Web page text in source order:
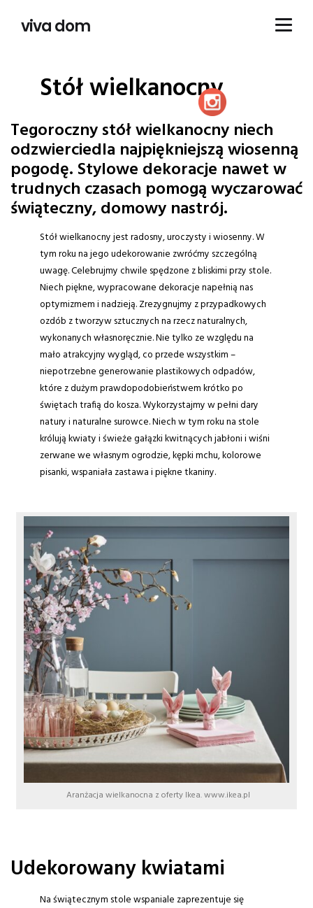
viva dom
Stół wielkanocny
Tegoroczny stół wielkanocny niech
odzwierciedla najpiękniejszą wiosenną
pogodę. Stylowe dekoracje nawet w
trudnych czasach pomogą wyczarować
świąteczny, domowy nastrój.
Stół wielkanocny jest radosny, uroczysty i wiosenny. W
tym roku na jego udekorowanie zwróćmy szczególną
uwagę. Celebrujmy chwile spędzone z bliskimi przy stole.
Niech piękne, wypracowane dekoracje napełnią nas
optymizmem i nadzieją. Zrezygnujmy z przypadkowych
ozdób z tworzyw sztucznych na rzecz naturalnych,
wykonanych własnoręcznie. Nie tylko ze względu na
mało atrakcyjny wygląd, co przede wszystkim –
niepotrzebne generowanie plastikowych odpadów,
które z dużym prawdopodobieństwem krótko po
świętach trafią do kosza. Wykorzystajmy w pełni dary
natury i naturalne surowce. Niech w tym roku na stole
królują kwiaty i świeże gałązki kwitnących jabłoni i wiśni
zerwane we własnym ogrodzie, kępki mchu, kolorowe
pisanki, wspaniała zastawa i piękne tkaniny.
Aranżacja wielkanocna z oferty Ikea. www.ikea.pl
Udekorowany kwiatami
Na świątecznym stole wspaniale zaprezentuje się